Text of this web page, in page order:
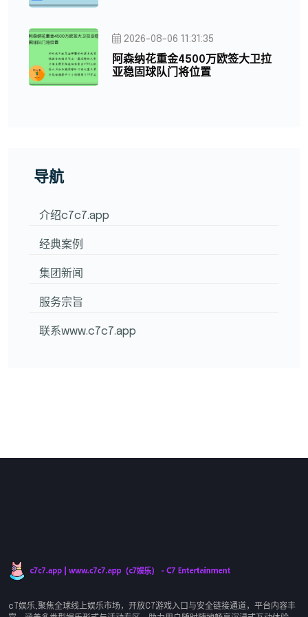
2026-08-06 11:31:35
阿森纳花重金4500万欧签大卫拉
亚稳固球队门将位置
导航
介绍c7c7.app
经典案例
集团新闻
服务宗旨
联系www.c7c7.app
c7娱乐,聚焦全球线上娱乐市场，开放C7游戏入口与安全链接通道，平台内容丰